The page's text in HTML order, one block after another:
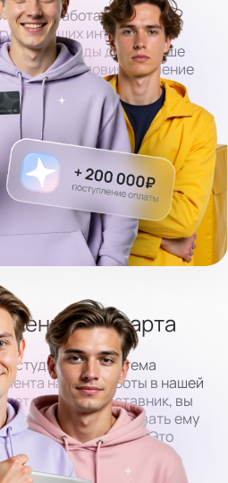
работать
в наших интересах
команды доход выше
и гибкие условия, обучение
подход помогает всем
сфокусироваться на
студии, чувствовать
не тратить время на
успешно раскрыть свои
~60 000₽
со старта
студии есть система
начала работы в нашей
назначен наставник, вы
его работой и задавать ему
обратную связь. Это
его опыт и
эксперт.